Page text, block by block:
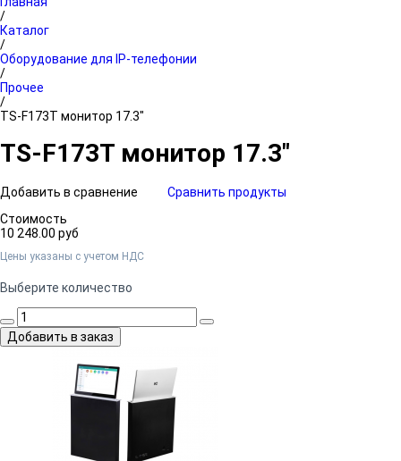
/
Каталог
/
Оборудование для IP-телефонии
/
Прочее
/
TS-F173T монитор 17.3"
TS-F173T монитор 17.3"
Добавить в сравнение
Сравнить продукты
Стоимость
10 248.00 руб
Цены указаны c учетом НДС
Выберите количество
Добавить в заказ